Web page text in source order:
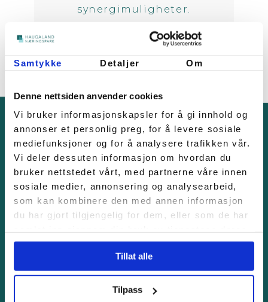
Samtykke Detaljer Om
Denne nettsiden anvender cookies
Vi bruker informasjonskapsler for å gi innhold og
annonser et personlig preg, for å levere sosiale
mediefunksjoner og for å analysere trafikken vår.
Vi deler dessuten informasjon om hvordan du
bruker nettstedet vårt, med partnerne våre innen
sosiale medier, annonsering og analysearbeid,
som kan kombinere den med annen informasjon
du har gjort tilgjengelig for dem, eller som de har
Tillat alle
Tilpass
synergimuligheter.
KONTAKT OSS
Er du på utkikk etter næringstomt
eller trenger du å leie
havnetjenester? Ta kontakt med